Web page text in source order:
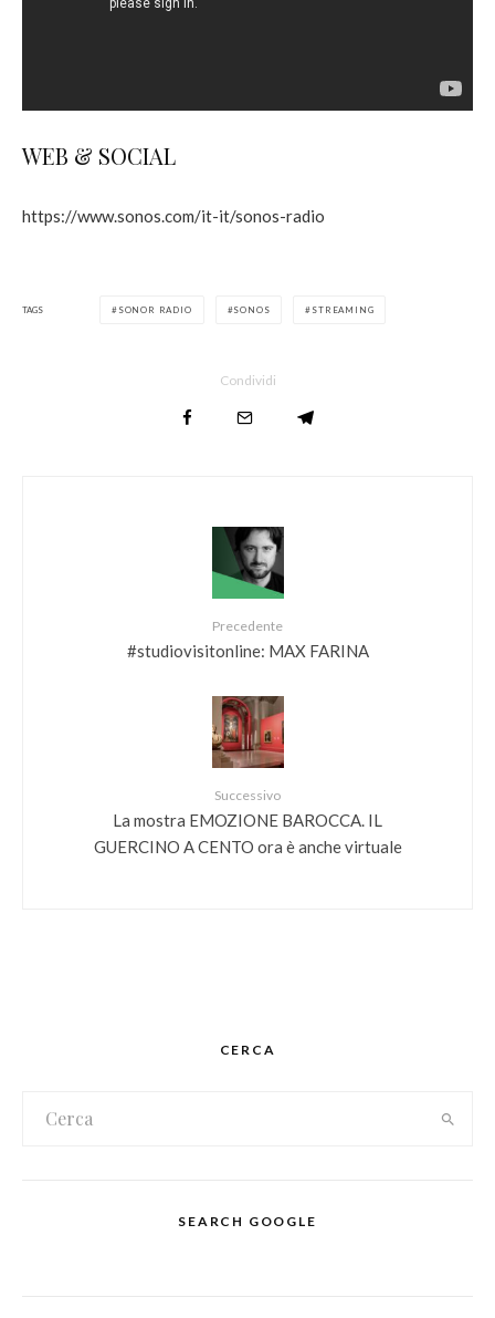
WEB & SOCIAL
https://www.sonos.com/it-it/sonos-radio
TAGS SONOR RADIO SONOS STREAMING
Condividi
Precedente
#studiovisitonline: MAX FARINA
Successivo
La mostra EMOZIONE BAROCCA. IL
GUERCINO A CENTO ora è anche virtuale
CERCA
SEARCH GOOGLE